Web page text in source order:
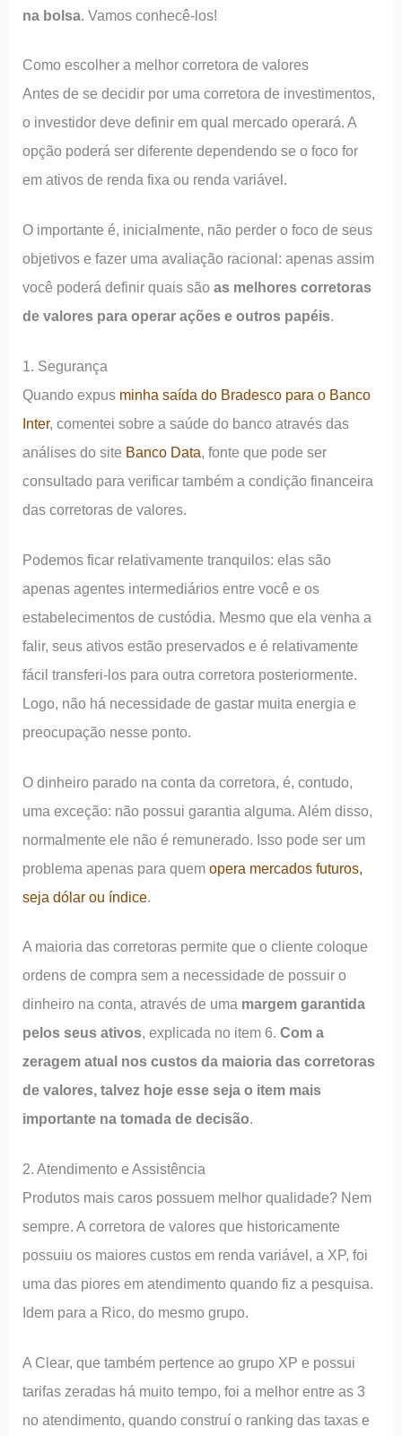
na bolsa. Vamos conhecê-los!
Como escolher a melhor corretora de valores
Antes de se decidir por uma corretora de investimentos,
o investidor deve definir em qual mercado operará. A
opção poderá ser diferente dependendo se o foco for
em ativos de renda fixa ou renda variável.
O importante é, inicialmente, não perder o foco de seus
objetivos e fazer uma avaliação racional: apenas assim
você poderá definir quais sãoas melhores corretoras
de valores para operar ações e outros papéis.
1. Segurança
Quando expus minha saída do Bradesco para o Banco
Inter, comentei sobre a saúde do banco através das
análises do site Banco Data, fonte que pode ser
consultado para verificar também a condição financeira
das corretoras de valores.
Podemos ficar relativamente tranquilos: elas são
apenas agentes intermediários entre você e os
estabelecimentos de custódia. Mesmo que ela venha a
falir, seus ativos estão preservados e é relativamente
fácil transferi-los para outra corretora posteriormente.
Logo, não há necessidade de gastar muita energia e
preocupação nesse ponto.
O dinheiro parado na conta da corretora, é, contudo,
uma exceção: não possui garantia alguma. Além disso,
normalmente ele não é remunerado. Isso pode ser um
problema apenas para quemopera mercados futuros,
seja dólar ou índice.
A maioria das corretoras permite que o cliente coloque
ordens de compra sem a necessidade de possuir o
dinheiro na conta, através de uma margem garantida
pelos seus ativos, explicada no item 6.Com a
zeragem atual nos custos da maioria das corretoras
de valores, talvez hoje esse seja o item mais
importante na tomada de decisão.
2. Atendimento e Assistência
Produtos mais caros possuem melhor qualidade? Nem
sempre. A corretora de valores que historicamente
possuiu os maiores custos em renda variável, a XP, foi
uma das piores em atendimento quando fiz a pesquisa.
Idem para a Rico, do mesmo grupo.
A Clear, que também pertence ao grupo XP e possui
tarifas zeradas há muito tempo, foi a melhor entre as 3
no atendimento, quando construí o ranking das taxas e